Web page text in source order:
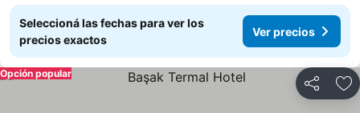
Seleccioná las fechas para ver los
precios exactos
Ver precios
Compartir
Opción popular